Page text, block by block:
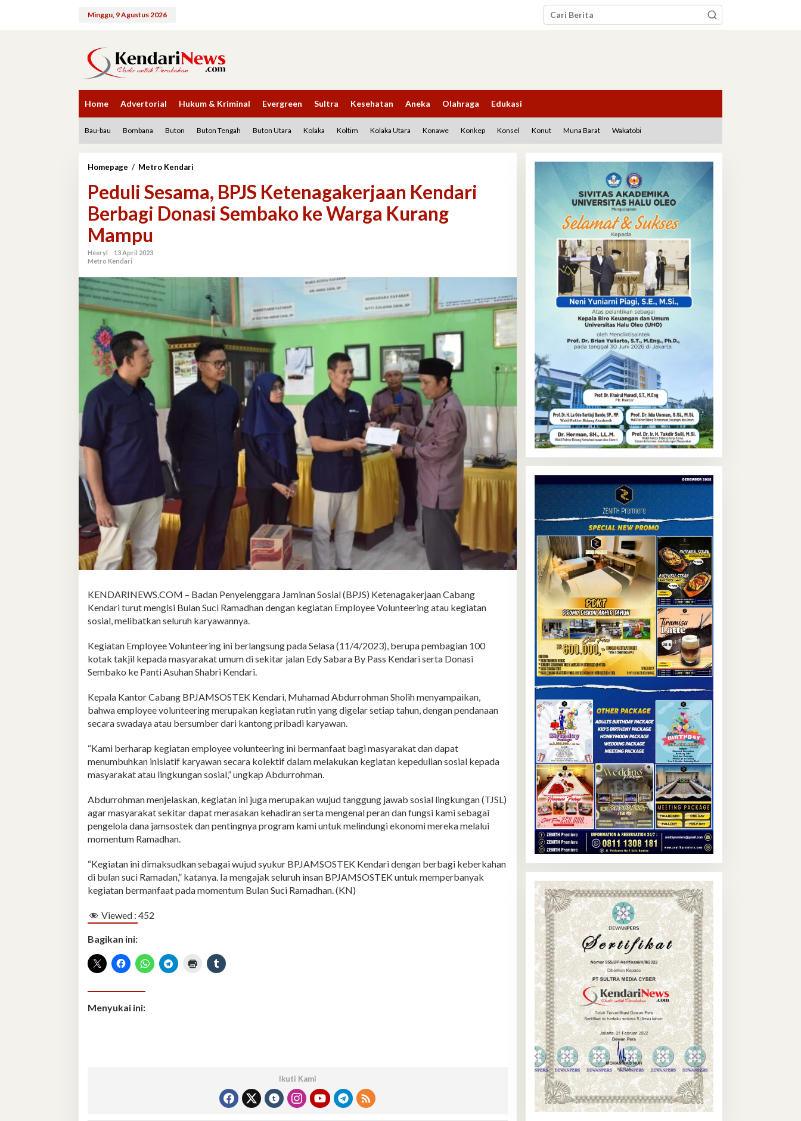
Minggu, 9 Agustus 2026
Home Advertorial Hukum & Kriminal Evergreen Sultra Kesehatan Aneka Olahraga Edukasi
Bau-bau Bombana Buton Buton Tengah Buton Utara Kolaka Koltim Kolaka Utara Konawe Konkep Konsel Konut Muna Barat Wakatobi
Homepage / Metro Kendari
BPJS
Ketenagakerjaan
Kendari
Berbagi
Mampu
Peduli Sesama, BPJS Ketenagakerjaan Kendari
Berbagi Donasi Sembako ke Warga Kurang
Mampu
Heeryl
13 April 2023
Metro Kendari
KENDARINEWS.COM – Badan Penyelenggara Jaminan Sosial (BPJS) Ketenagakerjaan Cabang
Kendari turut mengisi Bulan Suci Ramadhan dengan kegiatan Employee Volunteering atau kegiatan
sosial, melibatkan seluruh karyawannya.
Kegiatan Employee Volunteering ini berlangsung pada Selasa (11/4/2023), berupa pembagian 100
kotak takjil kepada masyarakat umum di sekitar jalan Edy Sabara By Pass Kendari serta Donasi
Sembako ke Panti Asuhan Shabri Kendari.
Kepala Kantor Cabang BPJAMSOSTEK Kendari, Muhamad Abdurrohman Sholih menyampaikan,
bahwa employee volunteering merupakan kegiatan rutin yang digelar setiap tahun, dengan pendanaan
secara swadaya atau bersumber dari kantong pribadi karyawan.
“Kami berharap kegiatan employee volunteering ini bermanfaat bagi masyarakat dan dapat
menumbuhkan inisiatif karyawan secara kolektif dalam melakukan kegiatan kepedulian sosial kepada
masyarakat atau lingkungan sosial,” ungkap Abdurrohman.
Abdurrohman menjelaskan, kegiatan ini juga merupakan wujud tanggung jawab sosial lingkungan (TJSL)
agar masyarakat sekitar dapat merasakan kehadiran serta mengenal peran dan fungsi kami sebagai
pengelola dana jamsostek dan pentingnya program kami untuk melindungi ekonomi mereka melalui
momentum Ramadhan.
“Kegiatan ini dimaksudkan sebagai wujud syukur BPJAMSOSTEK Kendari dengan berbagi keberkahan
di bulan suci Ramadan,” katanya. Ia mengajak seluruh insan BPJAMSOSTEK untuk memperbanyak
kegiatan bermanfaat pada momentum Bulan Suci Ramadhan. (KN)
Viewed : 452
Bagikan ini:
Menyukai ini:
Ikuti Kami